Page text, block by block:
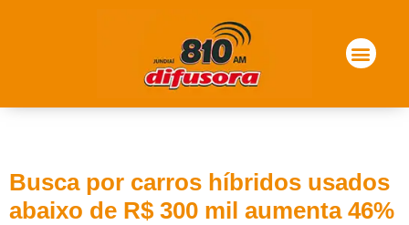
Busca por carros híbridos usados
abaixo de R$ 300 mil aumenta 46%